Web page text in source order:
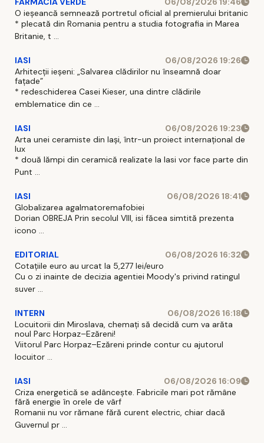
O ieșeancă semnează portretul oficial al premierului britanic
* plecată din Romania pentru a studia fotografia in Marea
Britanie, t ...
IASI
06/08/2026 19:26
Arhitecții ieșeni: „Salvarea clădirilor nu înseamnă doar
fațade”
* redeschiderea Casei Kieser, una dintre clădirile
emblematice din ce ...
IASI
06/08/2026 19:23
Arta unei ceramiste din Iași, într-un proiect internațional de
lux
* două lămpi din ceramică realizate la Iasi vor face parte din
Punt ...
IASI
06/08/2026 18:41
Globalizarea agalmatoremafobiei
Dorian OBREJA Prin secolul VIII, isi făcea simtită prezenta
icono ...
EDITORIAL
06/08/2026 16:32
Cotațiile euro au urcat la 5,277 lei/euro
Cu o zi inainte de decizia agentiei Moody's privind ratingul
suver ...
INTERN
06/08/2026 16:18
Locuitorii din Miroslava, chemați să decidă cum va arăta
noul Parc Horpaz–Ezăreni!
Viitorul Parc Horpaz–Ezăreni prinde contur cu ajutorul
locuitor ...
IASI
06/08/2026 16:09
Criza energetică se adâncește. Fabricile mari pot rămâne
fără energie în orele de vârf
Romanii nu vor rămane fără curent electric, chiar dacă
Guvernul pr ...